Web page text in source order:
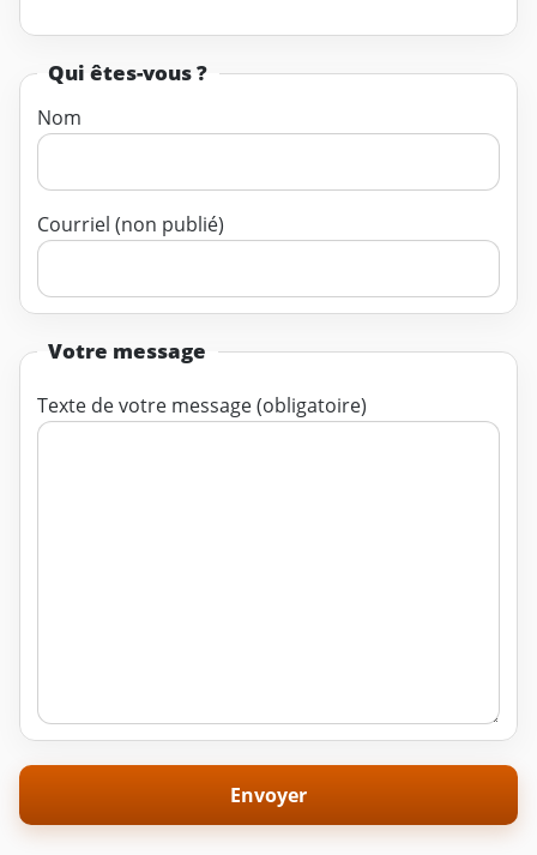
Qui êtes-vous ?
Nom
Courriel (non publié)
Votre message
Texte de votre message (obligatoire)